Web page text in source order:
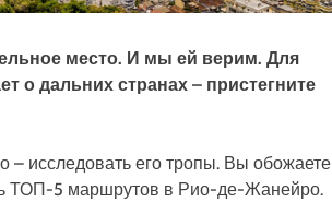
место. И мы ей верим. Для
о дальних странах – пристегните
исследовать его тропы. Вы обожаете
ТОП-5 маршрутов в Рио-де-Жанейро.